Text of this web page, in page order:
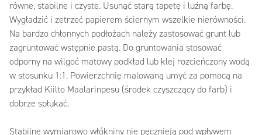
równe, stabilne i czyste. Usunąć starą tapetę i luźną farbę.
Wygładzić i zetrzeć papierem ściernym wszelkie nierówności.
Na bardzo chłonnych podłożach należy zastosować grunt lub
zagruntować wstępnie pastą. Do gruntowania stosować
odporny na wilgoć matowy podkład lub klej rozcieńczony wodą
w stosunku 1:1. Powierzchnię malowaną umyć za pomocą na
przykład Kiilto Maalarinpesu (środek czyszczący do farb) i
dobrze spłukać.
Stabilne wymiarowo włókniny nie pęcznieją pod wpływem